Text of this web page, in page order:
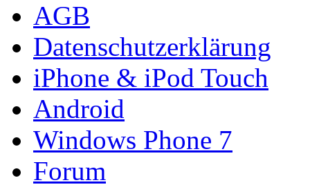
AGB
Datenschutzerklärung
iPhone & iPod Touch
Android
Windows Phone 7
Forum